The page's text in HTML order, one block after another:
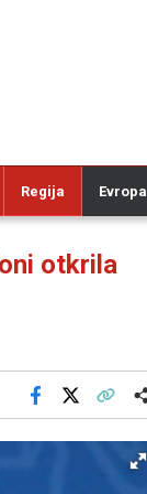
Regija Evropa
otkrila
Facebook